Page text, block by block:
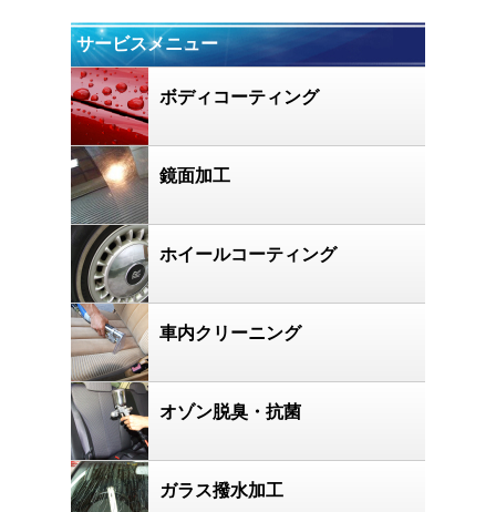
サービスメニュー
ボディコーティング
鏡面加工
ホイールコーティング
車内クリーニング
オゾン脱臭・抗菌
ガラス撥水加工